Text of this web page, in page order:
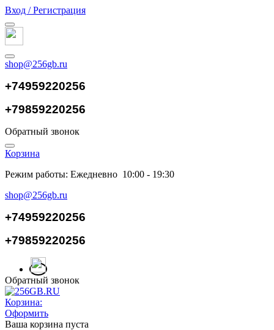
Вход / Регистрация
shop@256gb.ru
+74959220256
+79859220256
Обратный звонок
Корзина
Режим работы: Ежедневно 10:00 - 19:30
shop@256gb.ru
+74959220256
+79859220256
Обратный звонок
Корзина:
Оформить
Ваша корзина пуста